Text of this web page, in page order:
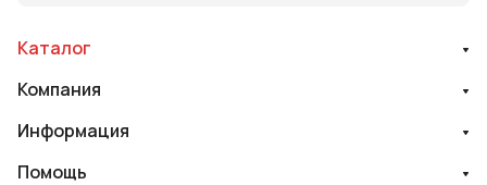
Каталог
Компания
Информация
Помощь